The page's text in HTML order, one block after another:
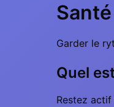
Garder le
Quel
Restez